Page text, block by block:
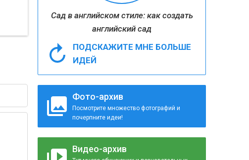
Сад в английском стиле: как создать
английский сад
ПОДСКАЖИТЕ МНЕ БОЛЬШЕ
ИДЕЙ
Фото-архив
Посмотрите множество фотографий и
почерпните идеи!
Видео-архив